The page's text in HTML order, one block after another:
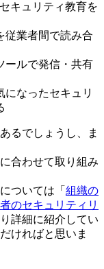
キュリティ教育を
従業者間で読み合
ールで発信・共有
なったセキュリ
るでしょうし、ま
合わせて取り組み
ついては「 組織の
のセキュリティリ
詳細に紹介してい
ければと思いま